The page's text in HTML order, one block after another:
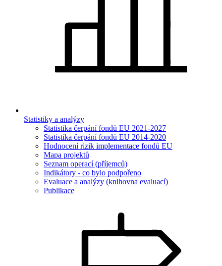
Statistiky a analýzy
Statistika čerpání fondů EU 2021-2027
Statistika čerpání fondů EU 2014-2020
Hodnocení rizik implementace fondů EU
Mapa projektů
Seznam operací (příjemců)
Indikátory - co bylo podpořeno
Evaluace a analýzy (knihovna evaluací)
Publikace